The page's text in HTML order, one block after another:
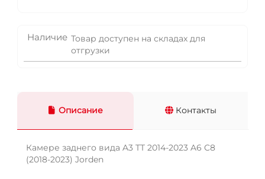
Наличие Товар доступен на складах для
отгрузки
Описание Контакты
Камере заднего вида A3 TT 2014-2023 A6 C8
(2018-2023) Jorden